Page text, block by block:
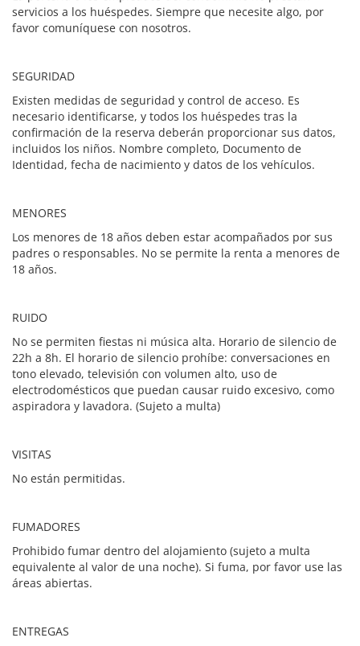
servicios a los huéspedes. Siempre que necesite algo, por
favor comuníquese con nosotros.
SEGURIDAD
Existen medidas de seguridad y control de acceso. Es
necesario identificarse, y todos los huéspedes tras la
confirmación de la reserva deberán proporcionar sus datos,
incluidos los niños. Nombre completo, Documento de
Identidad, fecha de nacimiento y datos de los vehículos.
MENORES
Los menores de 18 años deben estar acompañados por sus
padres o responsables. No se permite la renta a menores de
18 años.
RUIDO
No se permiten fiestas ni música alta. Horario de silencio de
22h a 8h. El horario de silencio prohíbe: conversaciones en
tono elevado, televisión con volumen alto, uso de
electrodomésticos que puedan causar ruido excesivo, como
aspiradora y lavadora. (Sujeto a multa)
VISITAS
No están permitidas.
FUMADORES
Prohibido fumar dentro del alojamiento (sujeto a multa
equivalente al valor de una noche). Si fuma, por favor use las
áreas abiertas.
ENTREGAS